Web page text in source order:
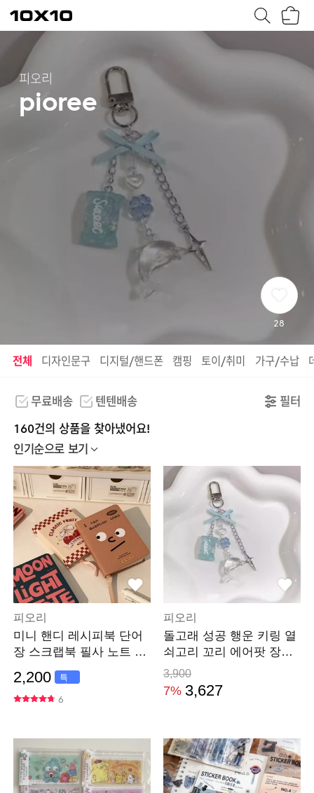
텐
바
피오리
pioree
28
전체 디자인문구 디지털/핸드폰 캠핑 토이/취미 가구/수납
무료배송 텐텐배송 필터
160건의 상품을 찾아냈어요!
인기순으로 보기
피오리
미니 핸디 레시피북 단어
장 스크랩북 필사 노트 휴
대용 수첩 메모장
2,200
특
가
6
피오리
돌고래 성공 행운 키링 열
쇠고리 꼬리 에어팟 장식
부자재 키홀더
3,900
7% 3,627